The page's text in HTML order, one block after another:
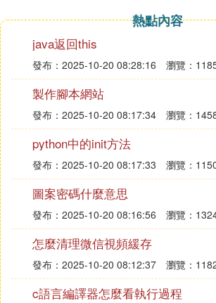
56。
2.安裝NAS
1.查看伺服器的IP地址
打開web服務管理面板、在地址欄
8、1，1進入NAS界面，埠號192。
打開控制台
2.在配置文件中，找到server配置，
在配置文件中，找到NAS的路徑：
3.設置IP地址
打開NAS的配置文件，找到埠設置，
在埠設置中，將IP地址：
設置為80
4.啟動NAS
可以重啟NAS，然後使用wget或者
入server命令查看下NAS的IP地址
說明NAS已經啟動成功了，如果顯示
熱點內容
java返回this
發布：2025-10-20 08:28:16 瀏覽：
製作腳本網站
發布：2025-10-20 08:17:34 瀏覽：
python中的init方法
發布：2025-10-20 08:17:33 瀏覽：
圖案密碼什麼意思
發布：2025-10-20 08:16:56 瀏覽：
怎麼清理微信視頻緩存
發布：2025-10-20 08:12:37 瀏覽：
c語言編譯器怎麼看執行過程